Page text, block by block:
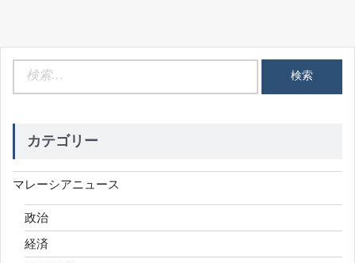
カテゴリー
マレーシアニュース
政治
経済